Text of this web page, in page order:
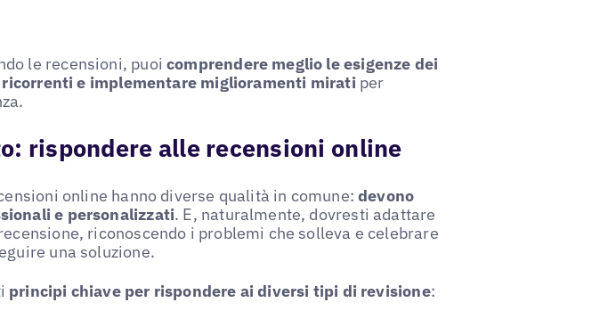
le recensioni, puoicomprendere meglio le esigenze dei
e implementare miglioramenti mirati per
rispondere alle recensioni online
online hanno diverse qualità in comune:devono
e personalizzati. E, naturalmente, dovresti adattare
riconoscendo i problemi che solleva e celebrare
una soluzione.
principi chiave per rispondere ai diversi tipi di revisione: